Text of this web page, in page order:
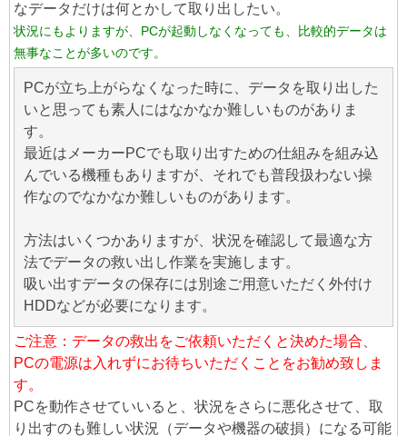
なデータだけは何とかして取り出したい。
状況にもよりますが、PCが起動しなくなっても、比較的データは
無事なことが多いのです。
PCが立ち上がらなくなった時に、データを取り出した
いと思っても素人にはなかなか難しいものがありま
す。
最近はメーカーPCでも取り出すための仕組みを組み込
んでいる機種もありますが、それでも普段扱わない操
作なのでなかなか難しいものがあります。
方法はいくつかありますが、状況を確認して最適な方
法でデータの救い出し作業を実施します。
吸い出すデータの保存には別途ご用意いただく外付け
HDDなどが必要になります。
ご注意：データの救出をご依頼いただくと決めた場合、
PCの電源は入れずにお待ちいただくことをお勧め致しま
す。
PCを動作させていいると、状況をさらに悪化させて、取
り出すのも難しい状況（データや機器の破損）になる可能